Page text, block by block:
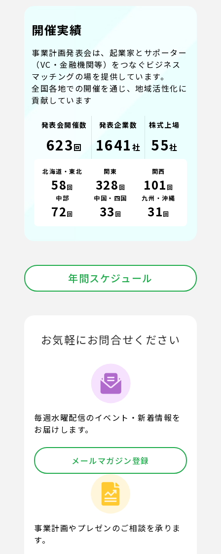
開催実績
事業計画発表会は、起業家とサポーター
（VC・金融機関等）をつなぐビジネス
マッチングの場を提供しています。
全国各地での開催を通じ、地域活性化に
貢献しています
発表会開催数
623回
発表企業数
1641 社
株式上場
55社
北海道・東北
58回
関東
328 回
関西
101 回
中部
72回
中国・四国
33 回
九州・沖縄
31回
年間スケジュール
お気軽にお問合せください
毎週水曜配信のイベント・新着情報を
お届けします。
メールマガジン登録
事業計画やプレゼンのご相談を承りま
す。